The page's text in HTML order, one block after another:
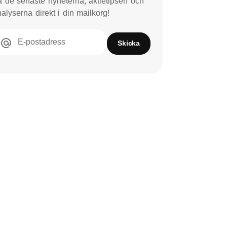
direkt i din mailkorg!
E-postadress Skicka